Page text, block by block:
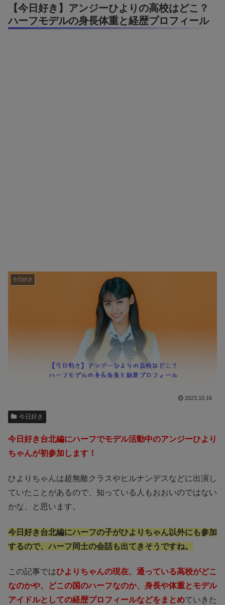
【今日好き】アンジーひよりの高校はどこ？
ハーフモデルの身長体重と経歴プロフィール
今日好き
2023.10.16
今日好き
今日好き台北編にハーフでモデル活動中のアンジーひより
ちゃんが初参加します！
ひよりちゃんは超無敵クラスやヒルナンデスなどに出演し
ていたことがあるので、知っている人もおおいのではない
かな、と思います。
今日好き台北編にハーフの子がひよりちゃん以外にも参加
するので、ハーフ同士の会話も出てきそうですね。
この記事ではひよりちゃんの現在、通っている高校がどこ
なのかや、どこの国のハーフなのか、身長や体重とモデル
アイドルとしての経歴プロフィールなどをまとめていきた